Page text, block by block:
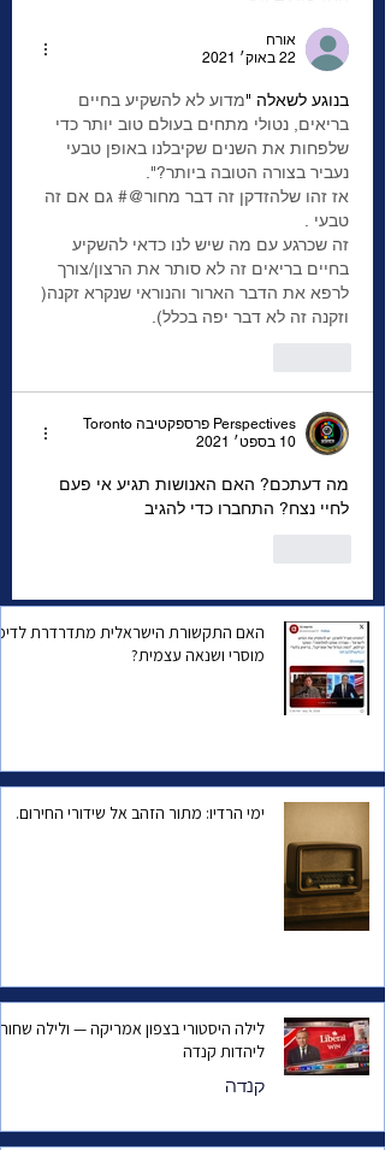
אורח
22 באוק׳ 2021
בנוגע לשאלה "מדוע לא להשקיע בחיים
בריאים, נטולי מתחים בעולם טוב יותר כדי
שלפחות את השנים שקיבלנו באופן טבעי
נעביר בצורה הטובה ביותר?".
אז זהו שלהזדקן זה דבר מחור@# גם אם זה
טבעי .
זה שכרגע עם מה שיש לנו כדאי להשקיע
בחיים בריאים זה לא סותר את הרצון/צורך
לרפא את הדבר הארור והנוראי שנקרא זקנה(
וזקנה זה לא דבר יפה בכלל).
Perspectives פרספקטיבה Toronto
10 בספט׳ 2021
מה דעתכם? האם האנושות תגיע אי פעם
לחיי נצח? התחברו כדי להגיב
האם התקשורת הישראלית מתדרדרת
מוסרי ושנאה עצמית?
ימי הרדיו: מתור הזהב אל שידורי החירום.
לילה היסטורי בצפון אמריקה — ולילה שחור
ליהדות קנדה
קנדה